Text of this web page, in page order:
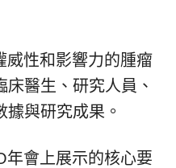
威性和影響力的腫瘤
醫生、研究人員、
與研究成果。
年會上展示的核心要